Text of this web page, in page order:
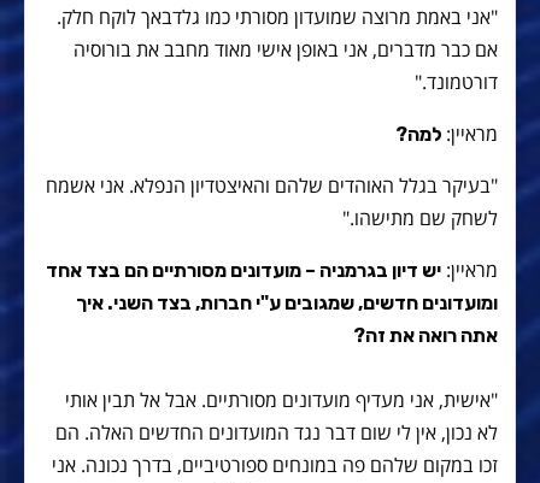
"אני באמת מרוצה שמועדון מסורתי כמו גלדבאך לוקח חלק.
אם כבר מדברים, אני באופן אישי מאוד מחבב את בורוסיה
דורטמונד."
מראיין: למה?
"בעיקר בגלל האוהדים שלהם והאיצטדיון הנפלא. אני אשמח
לשחק שם מתישהו."
מראיין: יש דיון בגרמניה – מועדונים מסורתיים הם בצד אחד
ומועדונים חדשים, שמגובים ע"י חברות, בצד השני. איך
אתה רואה את זה?
"אישית, אני מעדיף מועדונים מסורתיים. אבל אל תבין אותי
לא נכון, אין לי שום דבר נגד המועדונים החדשים האלה. הם
זכו במקום שלהם פה במונחים ספורטיביים, בדרך נכונה. אני